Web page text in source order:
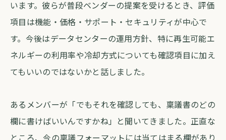
います。彼らが普段ベンダーの提案を受けるとき、評価
項目は機能・価格・サポート・セキュリティが中心で
す。今後はデータセンターの運用方針、特に再生可能エ
ネルギーの利用率や冷却方式についても確認項目に加え
てもいいのではないかと話しました。
あるメンバーが「でもそれを確認しても、稟議書のどの
欄に書けばいいんですかね」と聞いてきました。正直な
ところ、今の稟議フォーマットには当てはまる欄があり